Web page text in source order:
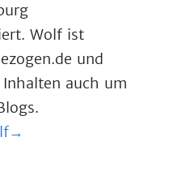
Wolf ist
und
auch um